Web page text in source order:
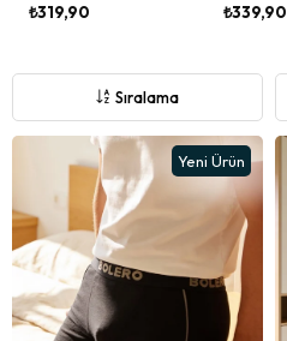
₺319,90 ₺339,90
Sıralama
Yeni Ürün